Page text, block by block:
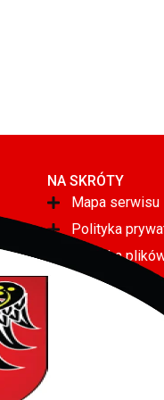
NA SKRÓTY
Mapa serwisu
Polityka
Polityka
Deklaracja